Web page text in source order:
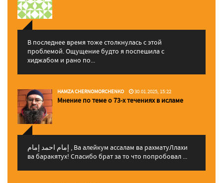
В последнее время тоже столкнулась с этой
проблемой. Ощущение будто я поспешила с
хиджабом и рано по...
HAMZA CHERNOMORCHENKO 30.01.2025, 15:22
Мнение по теме о 73-х течениях в исламе
إمام احمد إمام , Ва алейкум ассалам ва рахматуЛлахи
ва баракятух! Спасибо брат за то что попробовал ...